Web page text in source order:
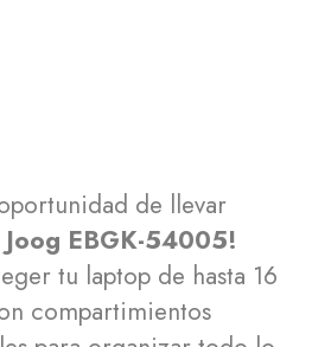
de llevar
Joog EBGK-54005!
tu laptop de hasta 16
compartimientos